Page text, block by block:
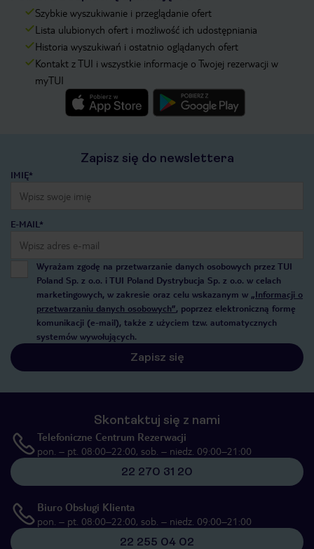
Szybkie wyszukiwanie i przeglądanie ofert
Lista ulubionych ofert i możliwość ich udostępniania
Historia wyszukiwań i ostatnio oglądanych ofert
Kontakt z TUI i wszystkie informacje o Twojej rezerwacji w
myTUI
Zapisz się do newslettera
IMIĘ*
E-MAIL*
Wyrażam zgodę na przetwarzanie danych osobowych przez TUI
Poland Sp. z o.o. i TUI Poland Dystrybucja Sp. z o.o. w celach
marketingowych, w zakresie oraz celu wskazanym w „Informacji o
przetwarzaniu danych osobowych”, poprzez elektroniczną formę
komunikacji (e-mail), także z użyciem tzw. automatycznych
systemów wywołujących.
Zapisz się
Skontaktuj się z nami
Telefoniczne Centrum Rezerwacji
pon. – pt. 08:00–22:00, sob. – niedz. 09:00–21:00
22 270 31 20
Biuro Obsługi Klienta
pon. – pt. 08:00–22:00, sob. – niedz. 09:00–21:00
22 255 04 02